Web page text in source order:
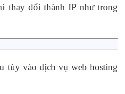
thay đổi thành IP như trong
tùy vào dịch vụ web hosting